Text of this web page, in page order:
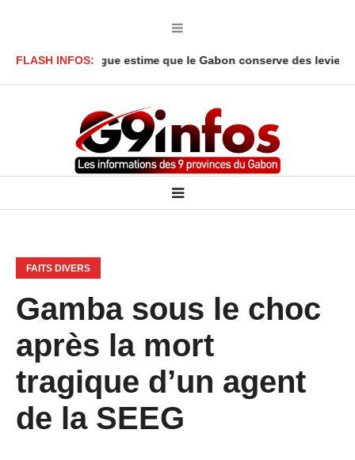
FLASH INFOS:
Y’Obegue estime que le Gabon conserve des leviers
FAITS DIVERS
Gamba sous le choc
après la mort
tragique d’un agent
de la SEEG